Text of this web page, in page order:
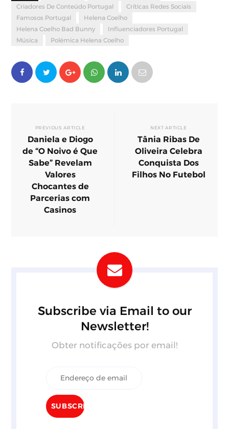
Criadores De Conteúdo Portugal
Críticas Redes Sociais
Famosos Portugal
Helena Coelho
Helena Coelho Bad Bunny
Influenciadores Portugal
Música
Polémica Helena Coelho
PREVIOUS ARTICLE
Daniela e Diogo
de “O Noivo é Que
Sabe” Revelam
Valores
Chocantes de
Parcerias com
Casinos
NEXT ARTICLE
Tânia Ribas De
Oliveira Celebra
Conquista Dos
Filhos No Futebol
Subscribe via Email to our
Newsletter!
Obter notificações por email!